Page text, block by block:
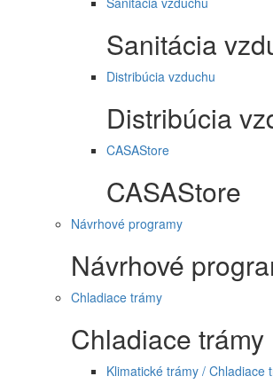
Sanitácia
Distribúcia vzduchu
Distribúcia
CASAStore
CASAStore
Návrhové programy
Návrhové
Chladiace trámy
Chladiace trámy
Klimatické trámy / Chladiace